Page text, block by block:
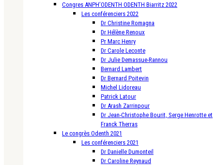
Congres ANPH’ODENTH ODENTH Biarritz 2022
Les conférenciers 2022
Dr Christine Romagna
Dr Hélène Renoux
Pr Marc Henry
Dr Carole Leconte
Dr Julie Demassue-Rannou
Bernard Lambert
Dr Bernard Poitevin
Michel Lidoreau
Patrick Latour
Dr Arash Zarrinpour
Dr Jean-Christophe Bourit, Serge Henrotte et
Franck Therras
Le congrès Odenth 2021
Les conférenciers 2021
Dr Danielle Dumonteil
Dr Caroline Reynaud